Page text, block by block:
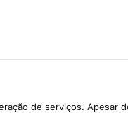
de serviços. Apesar